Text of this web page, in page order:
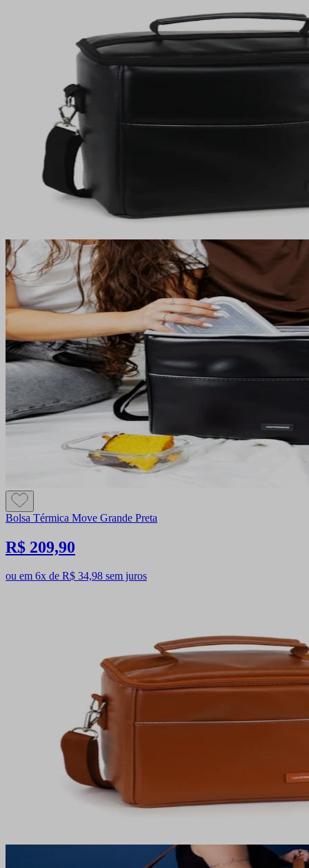
Bolsa Térmica Move Grande Preta
R$ 209,90
ou em 6x de R$ 34,98 sem juros